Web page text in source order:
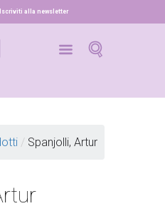
Iscriviti alla newsletter
/ Spanjolli, Artur